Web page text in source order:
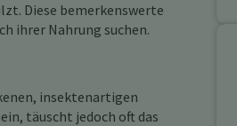
Diese bemerkenswerte
ihrer Nahrung suchen.
insektenartigen
täuscht jedoch oft das